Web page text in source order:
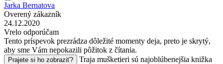
Jarka Bernatova
Overený zákazník
24.12.2020
Vrelo odporúčam
Tento príspevok prezrádza dôležité momenty deja, preto je skrytý,
aby sme Vám nepokazili pôžitok z čítania.
Prajete si ho zobraziť?
Traja mušketieri sú najoblúbenejšia knižka